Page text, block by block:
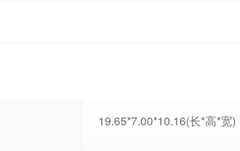
19.65*7.00*10.16(长*高*宽)